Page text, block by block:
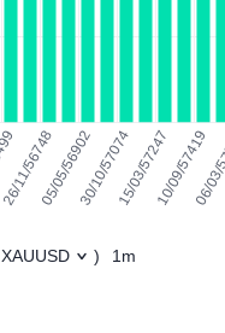
XAUUSD ) 1m